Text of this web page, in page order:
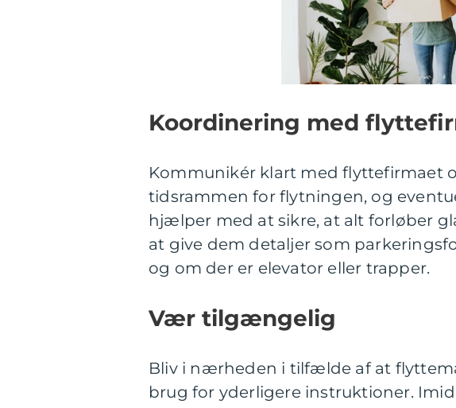
Koordinering med
Kommunikér klart med flyttefirmaet
tidsrammen for flytningen, og
hjælper med at sikre, at alt forløber
at give dem detaljer som
og om der er elevator eller trapper.
Vær tilgængelig
Bliv i nærheden i tilfælde af at
brug for yderligere instruktioner.